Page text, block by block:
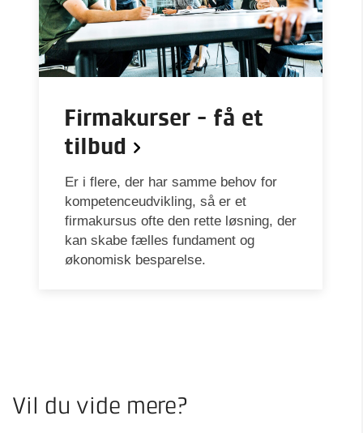
Firmakurser - få et
tilbud
Er i flere, der har samme behov for
kompetenceudvikling, så er et
firmakursus ofte den rette løsning, der
kan skabe fælles fundament og
økonomisk besparelse.
Vil du vide mere?